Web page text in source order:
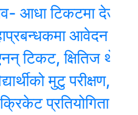
टिकटमा देउवाले
आवेदन दिएका १०
क्षितिज थेबे उम्मेदवार
मुटु परीक्षण,
प्रतियोगिता हुदैँ